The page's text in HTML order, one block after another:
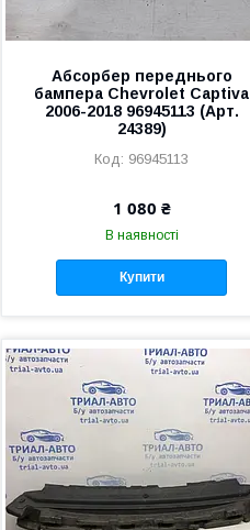
Абсорбер переднього
бампера Chevrolet Captiva
2006-2018 96945113 (Арт.
24389)
96945113
1 080 ₴
В наявності
Купити